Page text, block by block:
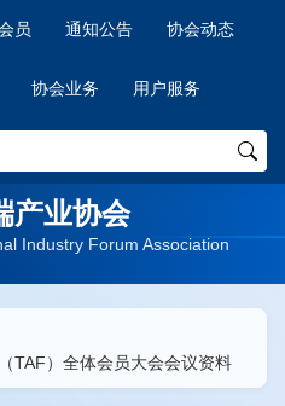
员 通知公告 协会动态
协会业务 用户服务
产业协会
Industry Forum Association
TAF）全体会员大会会议资料